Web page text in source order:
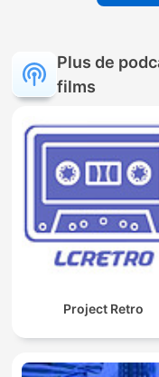
Plus de
films
Project Retro